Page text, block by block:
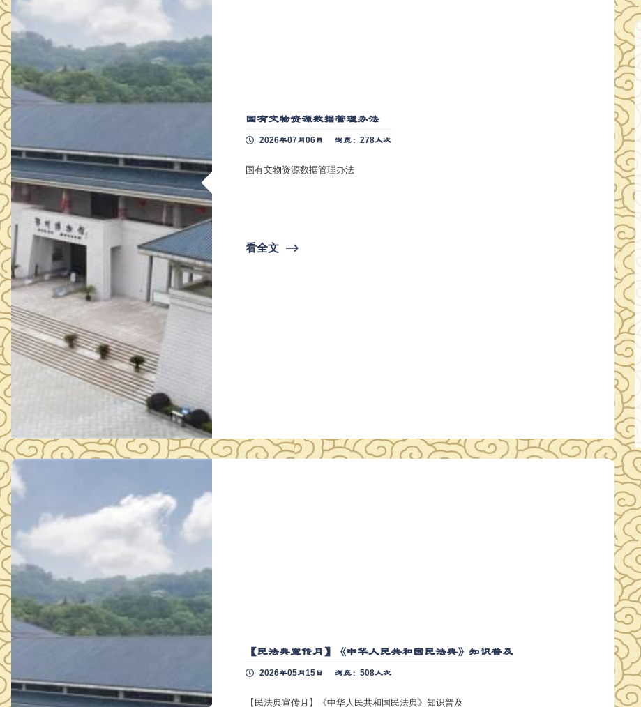
国有文物资源数据管理办法
2026年07月06日 浏览：278人次
国有文物资源数据管理办法
看全文 ⟶
【民法典宣传月】《中华人民共和国民法典》知识普及
2026年05月15日 浏览：508人次
【民法典宣传月】《中华人民共和国民法典》知识普及